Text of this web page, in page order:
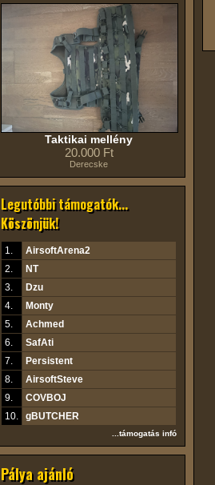
Taktikai mellény
20.000 Ft
Derecske
Legutóbbi támogatók...
Köszönjük!
1.
AirsoftArena2
2.
NT
3.
Dzu
4.
Monty
5.
Achmed
6.
SafAti
7.
Persistent
8.
AirsoftSteve
9.
COVBOJ
10.
gBUTCHER
...támogatás infó
Pálya ajánló